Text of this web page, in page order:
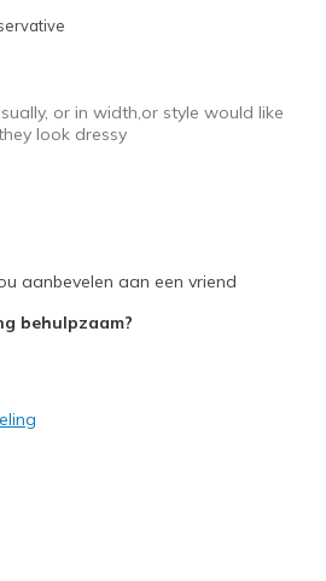
or in width,or style would like
look dressy
true to width
aanbevelen aan een vriend
behulpzaam?